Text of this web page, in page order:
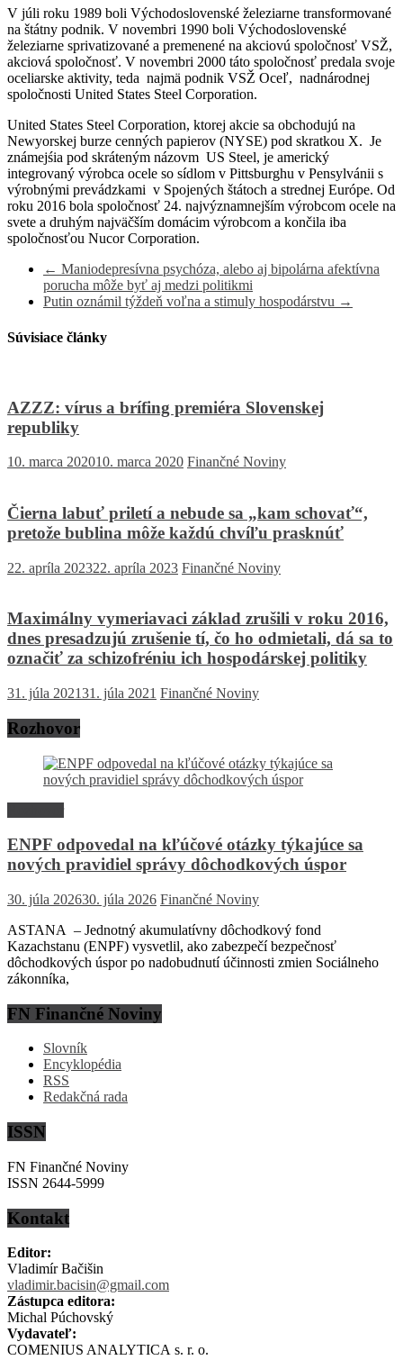
V júli roku 1989 boli Východoslovenské železiarne transformované
na štátny podnik. V novembri 1990 boli Východoslovenské
železiarne sprivatizované a premenené na akciovú spoločnosť VSŽ,
akciová spoločnosť. V novembri 2000 táto spoločnosť predala svoje
oceliarske aktivity, teda najmä podnik VSŽ Oceľ, nadnárodnej
spoločnosti United States Steel Corporation.
United States Steel Corporation, ktorej akcie sa obchodujú na
Newyorskej burze cenných papierov (NYSE) pod skratkou X. Je
známejśia pod skráteným názovm US Steel, je americký
integrovaný výrobca ocele so sídlom v Pittsburghu v Pensylvánii s
výrobnými prevádzkami v Spojených štátoch a strednej Európe. Od
roku 2016 bola spoločnosť 24. najvýznamnejším výrobcom ocele na
svete a druhým najväčším domácim výrobcom a končila iba
spoločnosťou Nucor Corporation.
← Maniodepresívna psychóza, alebo aj bipolárna afektívna
porucha môže byť aj medzi politikmi
Putin oznámil týždeň voľna a stimuly hospodárstvu →
Súvisiace články
AZZZ: vírus a brífing premiéra Slovenskej
republiky
10. marca 202010. marca 2020 Finančné Noviny
Čierna labuť priletí a nebude sa „kam schovať“,
pretože bublina môže každú chvíľu prasknúť
22. apríla 202322. apríla 2023 Finančné Noviny
Maximálny vymeriavaci základ zrušili v roku 2016,
dnes presadzujú zrušenie tí, čo ho odmietali, dá sa to
označiť za schizofréniu ich hospodárskej politiky
31. júla 202131. júla 2021 Finančné Noviny
Rozhovor
ENPF odpovedal na kľúčové otázky týkajúce sa
nových pravidiel správy dôchodkových úspor
30. júla 202630. júla 2026 Finančné Noviny
ASTANA – Jednotný akumulatívny dôchodkový fond
Kazachstanu (ENPF) vysvetlil, ako zabezpečí bezpečnosť
dôchodkových úspor po nadobudnutí účinnosti zmien Sociálneho
zákonníka,
FN Finančné Noviny
Slovník
Encyklopédia
RSS
Redakčná rada
ISSN
FN Finančné Noviny
ISSN 2644-5999
Kontakt
Editor:
Vladimír Bačišin
vladimir.bacisin@gmail.com
Zástupca editora:
Michal Púchovský
Vydavateľ:
COMENIUS ANALYTICA s. r. o.